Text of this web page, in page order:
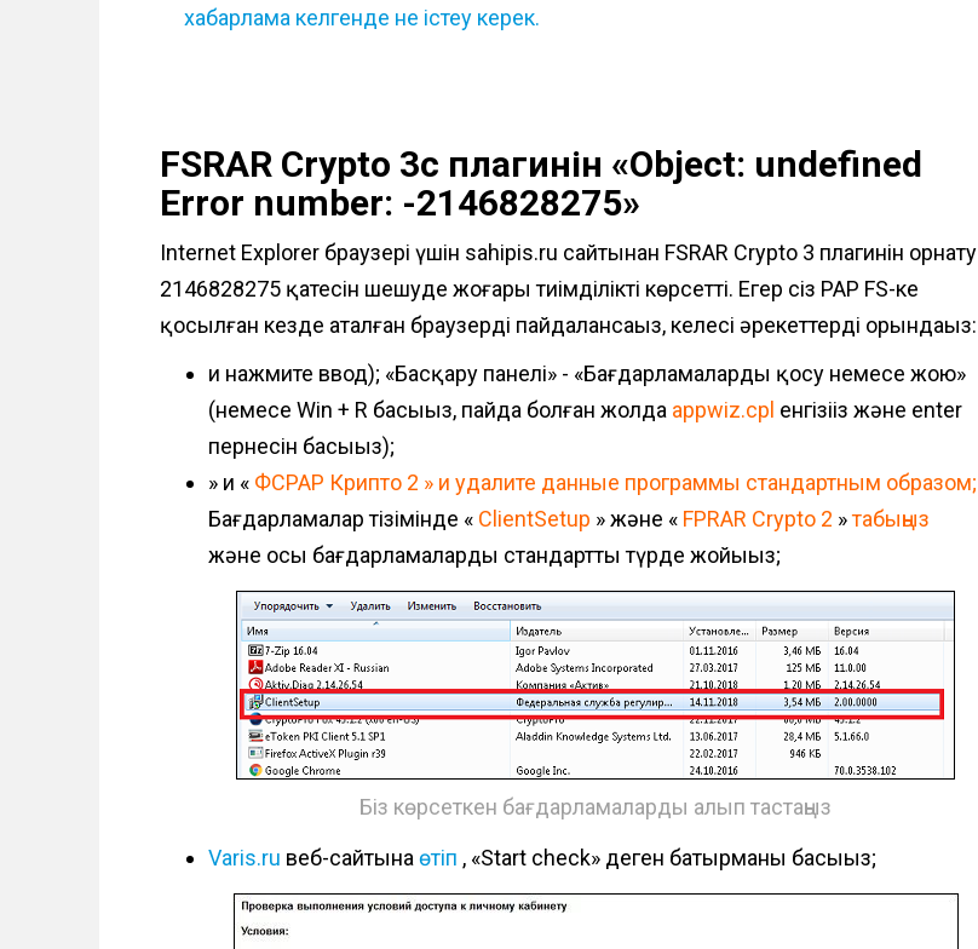
хабарлама келгенде не істеу керек.
FSRAR Crypto 3c плагинін «Object: undefined
Error number: -2146828275»
Internet Explorer браузері үшін sahipis.ru сайтынан FSRAR Crypto 3 плагинін орнату
2146828275 қатесін шешуде жоғары тиімділікті көрсетті. Егер сіз PAP FS-ке
қосылған кезде аталған браузерді пайдалансаңыз, келесі әрекеттерді орындаңыз:
и нажмите ввод); «Басқару панелі» - «Бағдарламаларды қосу немесе жою»
(немесе Win + R басыңыз, пайда болған жолда appwiz.cpl енгізіңіз және enter
пернесін басыңыз);
» и « ФСРАР Крипто 2 » и удалите данные программы стандартным образом;
Бағдарламалар тізімінде « ClientSetup » және « FPRAR Crypto 2 »табыңыз
және осы бағдарламаларды стандартты түрде жойыңыз;
Біз көрсеткен бағдарламаларды алып тастаңыз
Varis.ru веб-сайтына өтіп , «Start check» деген батырманы басыңыз;